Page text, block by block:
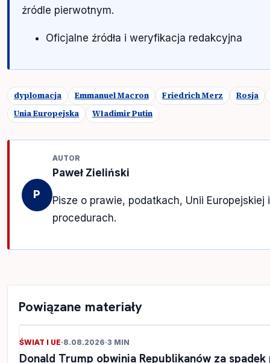
źródle pierwotnym.
Oficjalne źródła i weryfikacja redakcyjna
dyplomacja Emmanuel Macron Friedrich Merz
Rosja
Unia Europejska
Władimir Putin
P
AUTOR
Paweł Zieliński
Pisze o prawie, podatkach, Unii Europejskiej
procedurach.
Powiązane materiały
ŚWIAT I UE·8.08.2026·3 MIN
Donald Trump obwinia Republikanów za